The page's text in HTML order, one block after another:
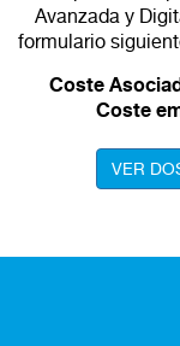
Avanzada y
formulario
Coste
Coste
VER